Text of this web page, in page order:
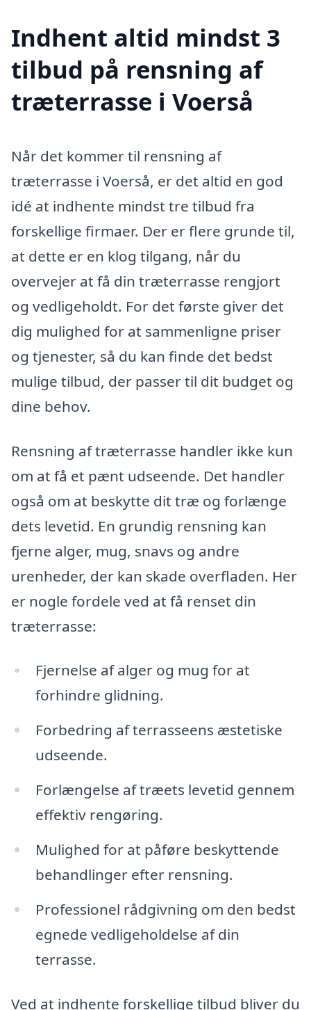
Indhent altid mindst 3
tilbud på rensning af
træterrasse i Voerså
Når det kommer til rensning af
træterrasse i Voerså, er det altid en god
idé at indhente mindst tre tilbud fra
forskellige firmaer. Der er flere grunde til,
at dette er en klog tilgang, når du
overvejer at få din træterrasse rengjort
og vedligeholdt. For det første giver det
dig mulighed for at sammenligne priser
og tjenester, så du kan finde det bedst
mulige tilbud, der passer til dit budget og
dine behov.
Rensning af træterrasse handler ikke kun
om at få et pænt udseende. Det handler
også om at beskytte dit træ og forlænge
dets levetid. En grundig rensning kan
fjerne alger, mug, snavs og andre
urenheder, der kan skade overfladen. Her
er nogle fordele ved at få renset din
træterrasse:
Fjernelse af alger og mug for at
forhindre glidning.
Forbedring af terrasseens æstetiske
udseende.
Forlængelse af træets levetid gennem
effektiv rengøring.
Mulighed for at påføre beskyttende
behandlinger efter rensning.
Professionel rådgivning om den bedst
egnede vedligeholdelse af din
terrasse.
Ved at indhente forskellige tilbud bliver du